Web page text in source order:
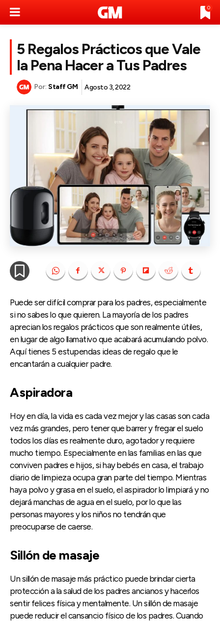
0
5 Regalos Prácticos que Vale
la Pena Hacer a Tus Padres
Por: Staff GM Agosto 3, 2022
Puede ser difícil comprar para los padres, especialmente
si no sabes lo que quieren. La mayoría de los padres
aprecian los regalos prácticos que son realmente útiles,
en lugar de algo llamativo que acabará acumulando polvo.
Aquí tienes 5 estupendas ideas de regalo que le
encantarán a cualquier padre.
Aspiradora
Hoy en día, la vida es cada vez mejor y las casas son cada
vez más grandes, pero tener que barrer y fregar el suelo
todos los días es realmente duro, agotador y requiere
mucho tiempo. Especialmente en las familias en las que
conviven padres e hijos, si hay bebés en casa, el trabajo
diario de limpieza ocupa gran parte del tiempo. Mientras
haya polvo y grasa en el suelo, el aspirador lo limpiará y no
dejará manchas de agua en el suelo, por lo que las
personas mayores y los niños no tendrán que
preocuparse de caerse.
Sillón de masaje
Un sillón de masaje más práctico puede brindar cierta
protección a la salud de los padres ancianos y hacerlos
sentir felices física y mentalmente. Un sillón de masaje
puede reducir el cansancio físico de los padres. Cuando